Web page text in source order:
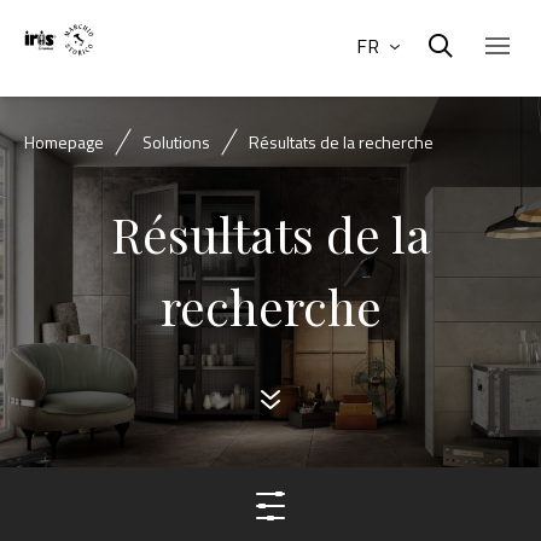
FR
Homepage Solutions Résultats de la recherche
Résultats de la
recherche